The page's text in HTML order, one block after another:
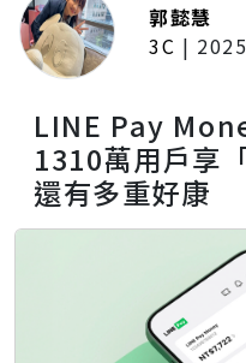
郭懿慧
3C |
LINE Pay
1310萬用戶享
還有多重好康